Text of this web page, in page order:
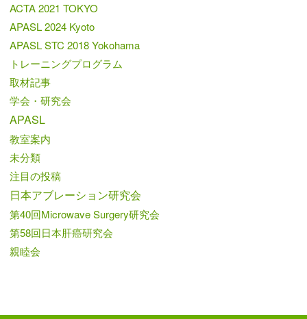
ACTA 2021 TOKYO
APASL 2024 Kyoto
APASL STC 2018 Yokohama
トレーニングプログラム
取材記事
学会・研究会
APASL
教室案内
未分類
注目の投稿
日本アブレーション研究会
第40回Microwave Surgery研究会
第58回日本肝癌研究会
親睦会